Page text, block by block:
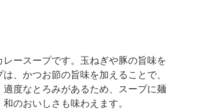
ースープです。玉ねぎや豚の旨味を
、かつお節の旨味を加えることで、
度なとろみがあるため、スープに麺
のおいしさも味わえます。